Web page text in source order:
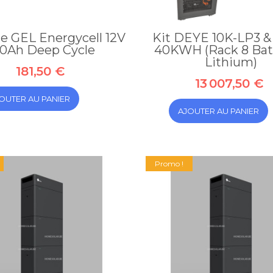
GEL Energycell 12V
Deep Cycle
181,50 €
AU PANIER
Kit DEYE 10K-LP3
40KWH (Rack 8
Lithium)
13 007,50 €
AJOUTER AU PANIER
Promo !